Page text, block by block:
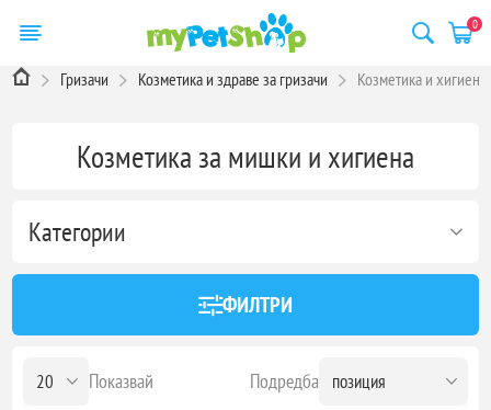
0
Гризачи Козметика и здраве за гризачи Козметика и
Козметика за мишки и хигиена
Категории
ФИЛТРИ
Подредба
Показвай